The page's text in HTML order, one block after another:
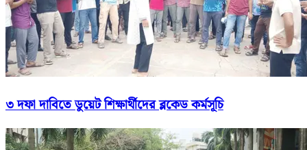
৩ দফা দাবিতে ডুয়েট শিক্ষার্থীদের ব্লকেড কর্মসূচি